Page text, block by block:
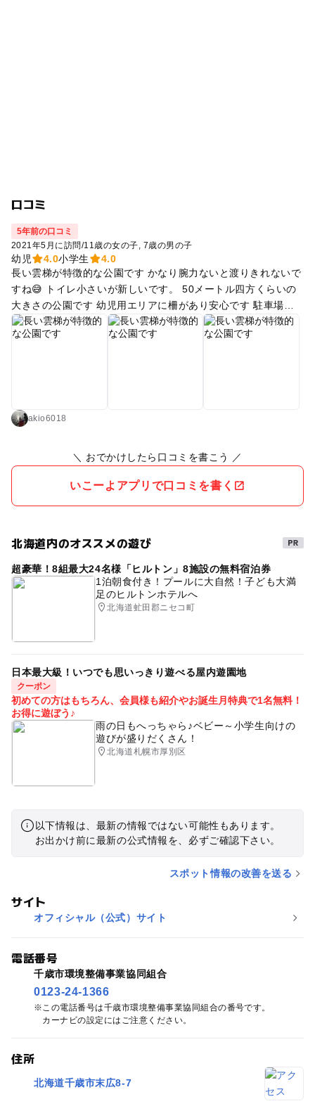
口コミ
5年前の口コミ
2021年5月に訪問/11歳の女の子 7歳の男の子
幼児 4.0小学生
4.0
長い雲梯が特徴的な公園です かなり腕力ないと渡りきれないで
すね😅 トイレ小さいが新しいです。 50メートル四方くらいの
大きさの公園です 幼児用エリアに柵があり安心です 駐車場無
くて路側帯狭いです
akio6018
＼ おでかけしたら口コミを書こう ／
いこーよアプリで口コミを書く
北海道内のオススメの遊び
超豪華！8組最大24名様「ヒルトン」8施設の無料宿泊券
1泊朝食付き！プールに大自然！子ども大満
足のヒルトンホテルへ
北海道虻田郡ニセコ町
日本最大級！いつでも思いっきり遊べる屋内遊園地
クーポン
初めての方はもちろん、会員様も紹介やお誕生月特典で1名無料！
お得に遊ぼう♪
雨の日もへっちゃら♪ベビー～小学生向けの
遊びが盛りだくさん！
北海道札幌市厚別区
以下情報は、最新の情報ではない可能性もあります。
お出かけ前に最新の公式情報を、必ずご確認下さい。
スポット情報の改善を送る
サイト
オフィシャル（公式）サイト
電話番号
千歳市環境整備事業協同組合
0123-24-1366
この電話番号は千歳市環境整備事業協同組合の番号です。
カーナビの設定にはご注意ください。
住所
北海道千歳市末広8-7